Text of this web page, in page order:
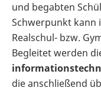
und begabten
Schwerpunkt kann
Realschul- bzw.
Begleitet werden
die anschließend